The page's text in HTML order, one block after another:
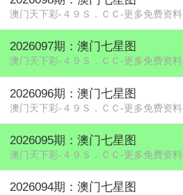
澳门天下彩-４９Ｓ．ＣＣ-更多免费资料
2026097期：澳门七星图
澳门天下彩-４９Ｓ．ＣＣ-更多免费资料
2026096期：澳门七星图
澳门天下彩-４９Ｓ．ＣＣ-更多免费资料
2026095期：澳门七星图
澳门天下彩-４９Ｓ．ＣＣ-更多免费资料
2026094期：澳门七星图